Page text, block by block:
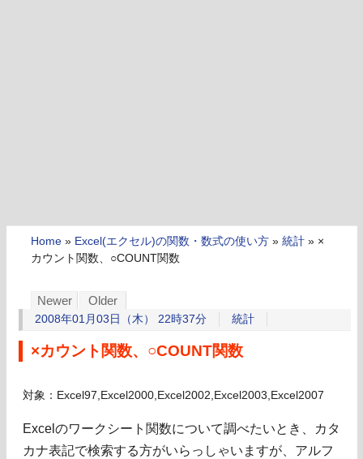
Home » Excel(エクセル)の関数・数式の使い方 » 統計 » ×
カウント関数、○COUNT関数
Newer Older
2008年01月03日（木） 22時37分 統計
×カウント関数、○COUNT関数
対象：Excel97,Excel2000,Excel2002,Excel2003,Excel2007
Excelのワークシート関数について調べたいとき、カタ
カナ表記で検索する方がいらっしゃいますが、アルフ